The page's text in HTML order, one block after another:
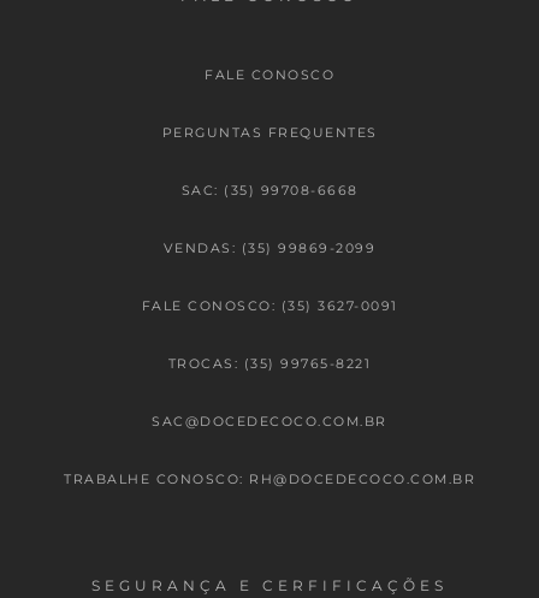
FALE CONOSCO
PERGUNTAS FREQUENTES
SAC: (35) 99708-6668
VENDAS: (35) 99869-2099
FALE CONOSCO: (35) 3627-0091
TROCAS: (35) 99765-8221
SAC@DOCEDECOCO.COM.BR
TRABALHE CONOSCO: RH@DOCEDECOCO.COM.BR
SEGURANÇA E CERFIFICAÇÕES